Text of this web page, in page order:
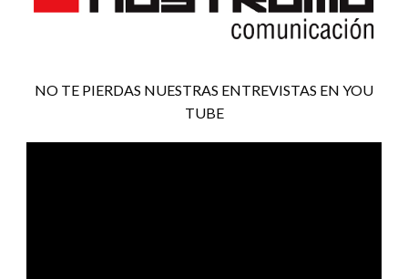
NO TE PIERDAS NUESTRAS ENTREVISTAS EN YOU
TUBE